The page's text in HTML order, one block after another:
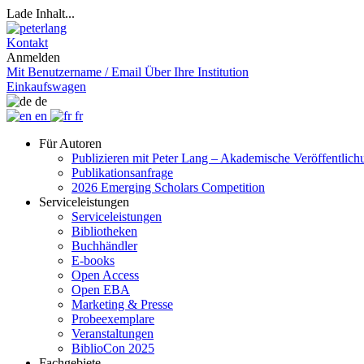
Lade Inhalt...
Kontakt
Anmelden
Mit Benutzername / Email Über Ihre Institution
Einkaufswagen
de
en
fr
Für Autoren
Publizieren mit Peter Lang – Akademische
Publikationsanfrage
2026 Emerging Scholars Competition
Serviceleistungen
Serviceleistungen
Bibliotheken
Buchhändler
E-books
Open Access
Open EBA
Marketing & Presse
Probeexemplare
Veranstaltungen
BiblioCon 2025